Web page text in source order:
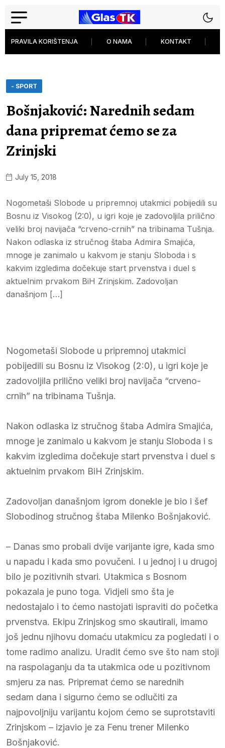
PRAVILA KORIŠTENJA O NAMA KONTAKT
- SPORT
Bošnjaković: Narednih sedam
dana pripremat ćemo se za
Zrinjski
July 15, 2018
Nogometaši Slobode u pripremnoj utakmici pobijedili su
Bosnu iz Visokog (2:0), u igri koje je zadovoljila prilično
veliki broj navijača “crveno-crnih” na tribinama Tušnja.
Nakon odlaska iz stručnog štaba Admira Smajića,
mnoge je zanimalo u kakvom je stanju Sloboda i s
kakvim izgledima dočekuje start prvenstva i duel s
aktuelnim prvakom BiH Zrinjskim. Zadovoljan
današnjom […]
Nogometaši Slobode u pripremnoj utakmici
pobijedili su Bosnu iz Visokog (2:0), u igri koje je
zadovoljila prilično veliki broj navijača “crveno-
crnih” na tribinama Tušnja.
Nakon odlaska iz stručnog štaba Admira Smajića,
mnoge je zanimalo u kakvom je stanju Sloboda i s
kakvim izgledima dočekuje start prvenstva i duel s
aktuelnim prvakom BiH Zrinjskim.
Zadovoljan današnjom igrom donekle je bio i šef
Slobodinog stručnog štaba Milenko Bošnjaković.
– Danas smo probali dvije varijante igre, kada smo
u napadu i kada smo povučeni. I u jednoj i u drugoj
bilo je pozitivnih stvari. Utakmica s Bosnom
pokazala je puno toga. Vidjeli smo šta je
nedostajalo i to ćemo nastojati ispraviti do početka
prvenstva. Ekipu Zrinjskog smo skautirali, imamo
još jednu njihovu domaću utakmicu za pogledati i o
tome radimo analizu. Uradit ćemo sve što nam stoji
na raspolaganju da ta utakmica ode u pozitivnom
smjeru za nas. Pripremat ćemo se narednih
sedam dana i sigurno ćemo se odlučiti za
najpovoljniju varijantu kojom ćemo se suprotstaviti
Zrinjskom – izjavio je za Fenu trener Milenko
Bošnjaković.